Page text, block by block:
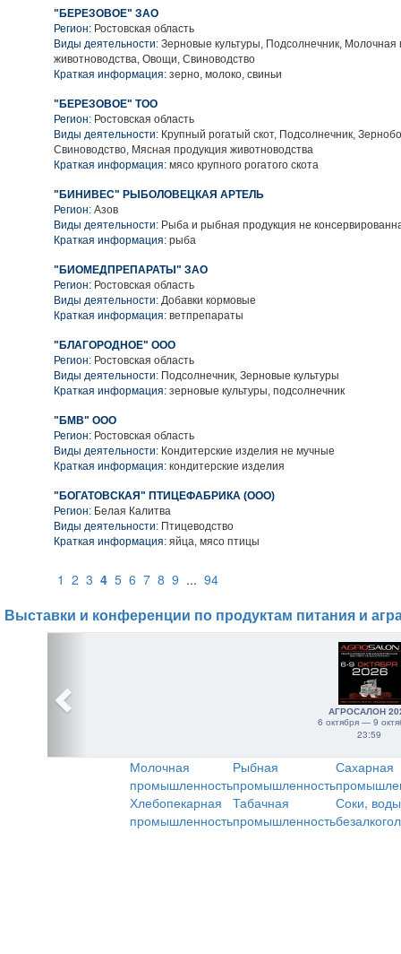
"БЕРЕЗОВОЕ" ЗАО
Регион: Ростовская область
Виды деятельности: Зерновые культуры, Подсолнечник, Молочная
животноводства, Овощи, Свиноводство
Краткая информация: зерно, молоко, свиньи
"БЕРЕЗОВОЕ" ТОО
Регион: Ростовская область
Виды деятельности: Крупный рогатый скот, Подсолнечник,
Свиноводство, Мясная продукция животноводства
Краткая информация: мясо крупного рогатого скота
"БИНИВЕС" РЫБОЛОВЕЦКАЯ АРТЕЛЬ
Регион: Азов
Виды деятельности: Рыба и рыбная продукция не
Краткая информация: рыба
"БИОМЕДПРЕПАРАТЫ" ЗАО
Регион: Ростовская область
Виды деятельности: Добавки кормовые
Краткая информация: ветпрепараты
"БЛАГОРОДНОЕ" ООО
Регион: Ростовская область
Виды деятельности: Подсолнечник, Зерновые культуры
Краткая информация: зерновые культуры, подсолнечник
"БМВ" ООО
Регион: Ростовская область
Виды деятельности: Кондитерские изделия не мучные
Краткая информация: кондитерские изделия
"БОГАТОВСКАЯ" ПТИЦЕФАБРИКА (ООО)
Регион: Белая Калитва
Виды деятельности: Птицеводство
Краткая информация: яйца, мясо птицы
1 2 3 4 5 6 7 8 9 ... 94
Выставки и конференции по продуктам питания и
АГРОСАЛОН
6 октября — 9
23:59
Молочная
промышленность
Рыбная
промышленность
Сахарная
Хлебопекарная
промышленность
Табачная
промышленность
Соки,